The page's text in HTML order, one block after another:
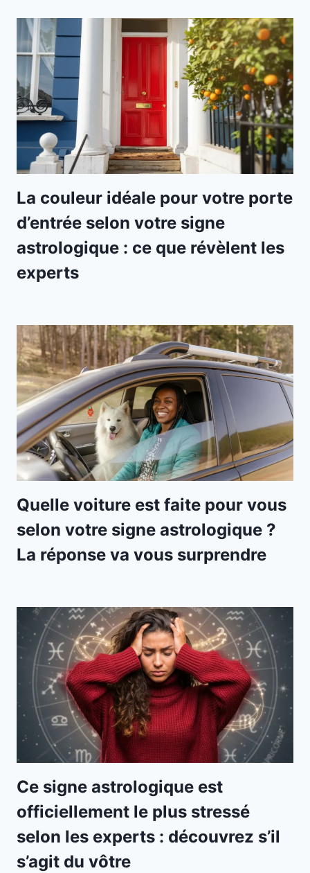
La couleur idéale pour votre porte
d’entrée selon votre signe
astrologique : ce que révèlent les
experts
Quelle voiture est faite pour vous
selon votre signe astrologique ?
La réponse va vous surprendre
Ce signe astrologique est
officiellement le plus stressé
selon les experts : découvrez s’il
s’agit du vôtre